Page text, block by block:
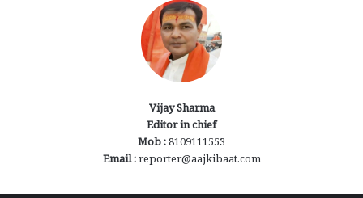
Vijay Sharma
Editor in chief
Mob :8109111553
Email :reporter@aajkibaat.com